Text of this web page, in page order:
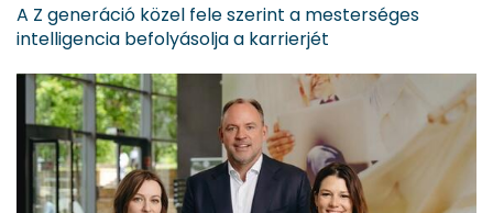
A Z generáció közel fele szerint a mesterséges
intelligencia befolyásolja a karrierjét